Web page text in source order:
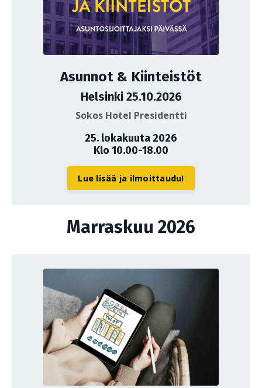
Asunnot & Kiinteistöt
Helsinki 25.10.2026
Sokos Hotel Presidentti
25. lokakuuta 2026
Klo 10.00-18.00
Lue lisää ja ilmoittaudu!
Marraskuu 2026